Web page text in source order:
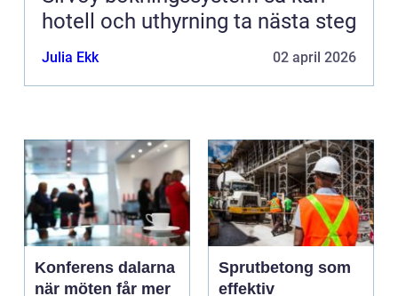
hotell och uthyrning ta nästa steg
Julia Ekk 02 april 2026
Konferens dalarna
när möten får mer
Sprutbetong som
effektiv